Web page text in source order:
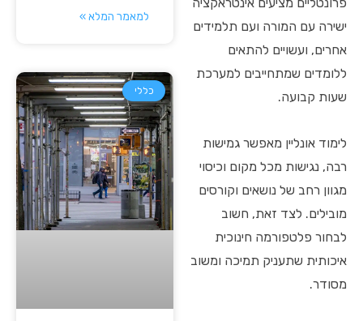
ישירה עם המורה ועם תלמידים
אחרים, ועשויים להתאים
ללומדים שמתחייבים למערכת
שעות קבועה.
לימוד אונליין מאפשר גמישות
רבה, נגישות מכל מקום וכיסוי
מגוון רחב של נושאים וקורסים
מובילים. לצד זאת, חשוב
לבחור פלטפורמה חינוכית
איכותית שתעניק תמיכה ומשוב
מסודר.
למאמר המלא »
כללי